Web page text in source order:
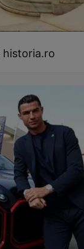
historia.ro